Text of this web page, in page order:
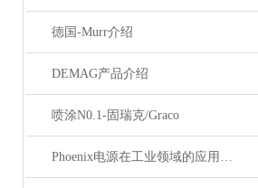
德国-Murr介绍
DEMAG产品介绍
喷涂N0.1-固瑞克/Graco
Phoenix电源在工业领域的应用与优势